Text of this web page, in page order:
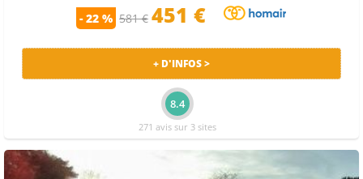
- 22 % 581 € 451 €
+ D'INFOS >
8.4
271 avis sur 3 sites